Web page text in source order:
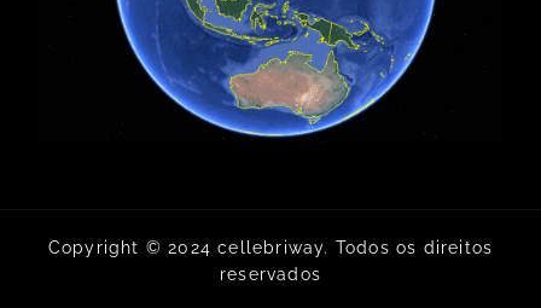
Copyright © 2024 cellebriway. Todos os direitos
reservados